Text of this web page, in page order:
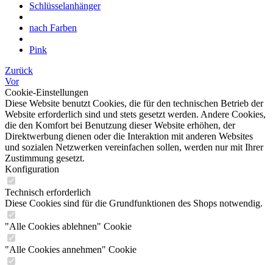
Schlüsselanhänger
nach Farben
Pink
Zurück
Vor
Cookie-Einstellungen
Diese Website benutzt Cookies, die für den technischen Betrieb der
Website erforderlich sind und stets gesetzt werden. Andere Cookies,
die den Komfort bei Benutzung dieser Website erhöhen, der
Direktwerbung dienen oder die Interaktion mit anderen Websites
und sozialen Netzwerken vereinfachen sollen, werden nur mit Ihrer
Zustimmung gesetzt.
Konfiguration
Technisch erforderlich
Diese Cookies sind für die Grundfunktionen des Shops notwendig.
"Alle Cookies ablehnen" Cookie
"Alle Cookies annehmen" Cookie